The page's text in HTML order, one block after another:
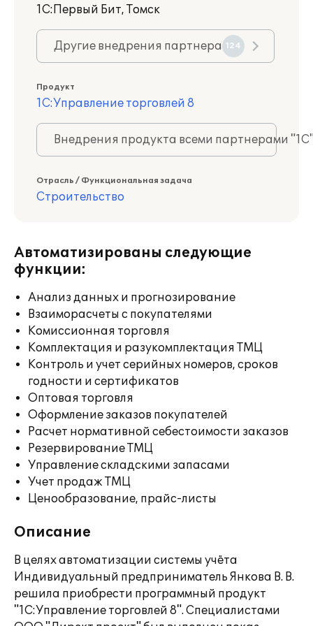
1С:Первый Бит, Томск
Другие внедрения партнера 124
Продукт
1С:Управление торговлей 8
Внедрения продукта всеми партнерами
Отрасль / Функциональная задача
Строительство
Автоматизированы следующие
функции:
Анализ данных и прогнозирование
Взаиморасчеты с покупателями
Комиссионная торговля
Комплектация и разукомплектация ТМЦ
Контроль и учет серийных номеров, сроков
годности и сертификатов
Оптовая торговля
Оформление заказов покупателей
Расчет нормативной себестоимости заказов
Резервирование ТМЦ
Управление складскими запасами
Учет продаж ТМЦ
Ценообразование, прайс-листы
Описание
В целях автоматизации системы учёта
Индивидуальный предприниматель Янкова В. В.
решила приобрести программный продукт
"1С:Управление торговлей 8". Специалистами